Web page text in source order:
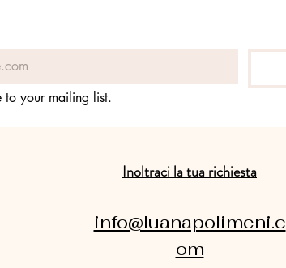
to your mailing list.
Inoltraci la tua richiesta
info@luanapolimeni.c
om